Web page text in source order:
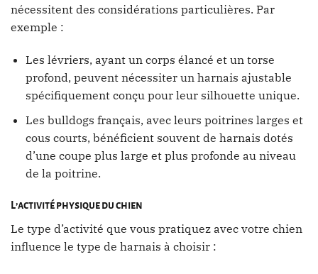
nécessitent des considérations particulières. Par
exemple :
Les lévriers, ayant un corps élancé et un torse
profond, peuvent nécessiter un harnais ajustable
spécifiquement conçu pour leur silhouette unique.
Les bulldogs français, avec leurs poitrines larges et
cous courts, bénéficient souvent de harnais dotés
d’une coupe plus large et plus profonde au niveau
de la poitrine.
L’activité physique du chien
Le type d’activité que vous pratiquez avec votre chien
influence le type de harnais à choisir :